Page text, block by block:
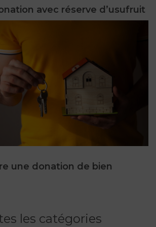
avec réserve d’usufruit
une donation de bien
les catégories